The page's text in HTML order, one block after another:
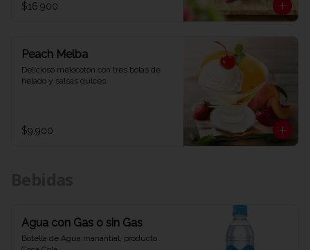
$16.900
Peach Melba
Delicioso melocotón con tres bolas de
helado y salsas dulces.
$9.900
Agua con Gas o sin Gas
Botella de Agua manantial, producto